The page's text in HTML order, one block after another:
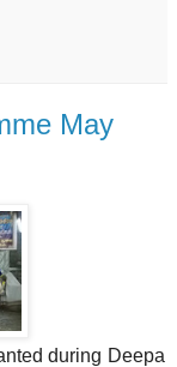
May
during Deepa